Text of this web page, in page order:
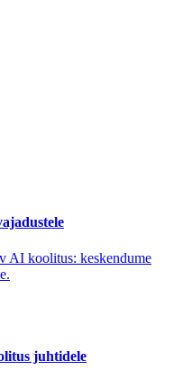
AI koolitus: keskendume
juhtidele